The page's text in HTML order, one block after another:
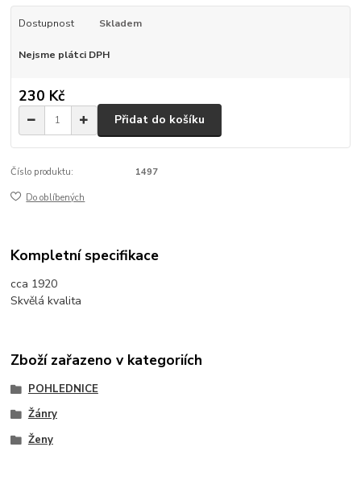
Dostupnost Skladem
Nejsme plátci DPH
230 Kč
Přidat do košíku
Číslo produktu: 1497
Do oblíbených
Kompletní specifikace
cca 1920
Skvělá kvalita
Zboží zařazeno v kategoriích
POHLEDNICE
Žánry
Ženy